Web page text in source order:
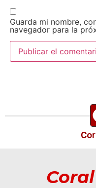
Guarda mi nombre,
navegador para la